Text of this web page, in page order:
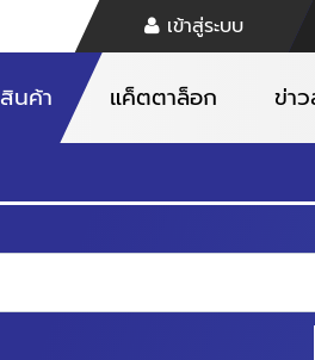
เข้าสู่ระบบ
สินค้า แค็ตตาล็อก ข่า